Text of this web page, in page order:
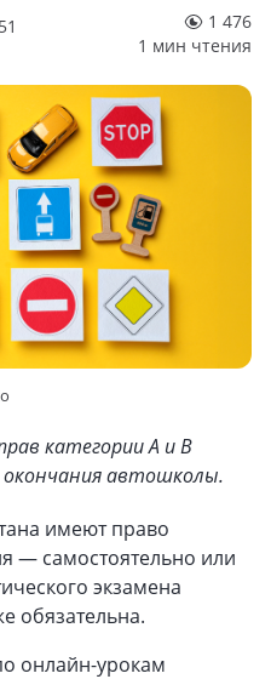
1 476
1 мин чтения
категории A и B
автошколы.
имеют право
— самостоятельно или
экзамена
обязательна.
онлайн-урокам